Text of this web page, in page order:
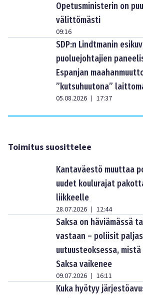
Opetusministerin on
välittömästi
09:16
SDP:n Lindtmanin
puoluejohtajien
Espanjan
”kutsuhuutona”
05.08.2026 | 17:37
Toimitus suosittelee
Kantaväestö muuttaa
uudet koulurajat
liikkeelle
28.07.2026 | 12:44
Saksa on häviämässä
vastaan – poliisit
uutuusteoksessa,
Saksa vaikenee
09.07.2026 | 16:11
Kuka hyötyy